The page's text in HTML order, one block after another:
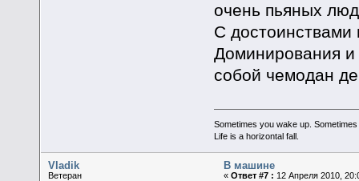
очень пьяных
С достоинствами
Доминирования
собой чемодан
Sometimes you wake up.
Life is a horizontal fall.
Vladik
Ветеран
В машине
«Ответ #7 : 12 Апреля 2010,